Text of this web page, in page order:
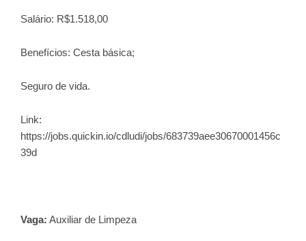
Salário: R$1.518,00
Benefícios: Cesta básica;
Seguro de vida.
Link:
https://jobs.quickin.io/cdludi/jobs/683739aee30670001456c
39d
Vaga: Auxiliar de Limpeza